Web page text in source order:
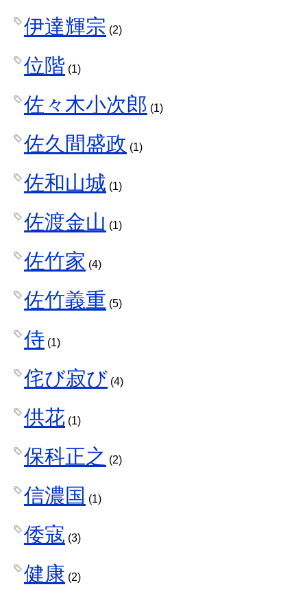
伊達輝宗 (2)
位階 (1)
佐々木小次郎 (1)
佐久間盛政 (1)
佐和山城 (1)
佐渡金山 (1)
佐竹家 (4)
佐竹義重 (5)
侍 (1)
侘び寂び (4)
供花 (1)
保科正之 (2)
信濃国 (1)
倭寇 (3)
健康 (2)